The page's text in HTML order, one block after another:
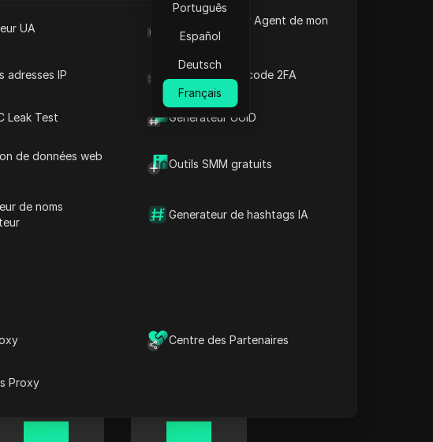
UA
Quel est le User Agent de mon
navigateur
adresses IP Générateur de code 2FA
Leak Test Générateur UUID
de données web
Outils SMM gratuits
de noms
Generateur de hashtags IA
Centre des Partenaires
Proxy
Português
Español
Deutsch
Français
Recherche
01:16
du monde entier